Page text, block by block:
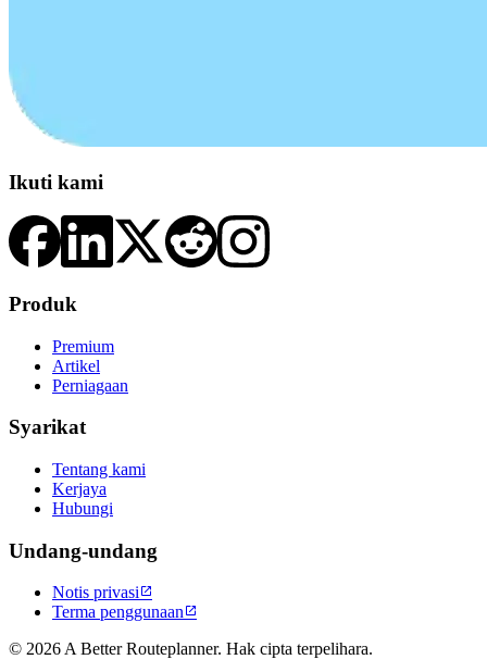
Ikuti kami
Produk
Premium
Artikel
Perniagaan
Syarikat
Tentang kami
Kerjaya
Hubungi
Undang-undang
Notis privasi
Terma penggunaan
© 2026 A Better Routeplanner. Hak cipta terpelihara.